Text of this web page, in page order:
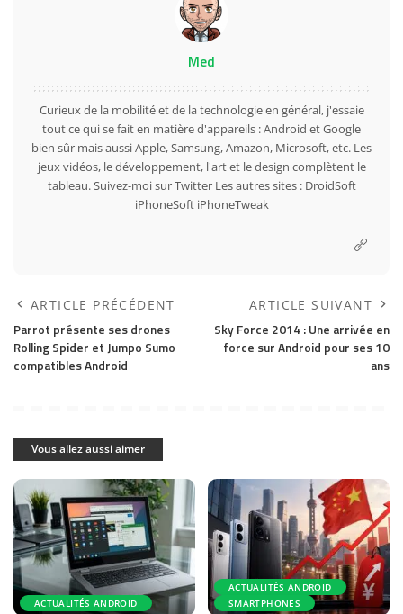
Med
Curieux de la mobilité et de la technologie en général, j'essaie
tout ce qui se fait en matière d'appareils : Android et Google
bien sûr mais aussi Apple, Samsung, Amazon, Microsoft, etc. Les
jeux vidéos, le développement, l'art et le design complètent le
tableau. Suivez-moi surTwitterLes autres sites : DroidSoft
iPhoneSoft iPhoneTweak
ARTICLE PRÉCÉDENT
Parrot présente ses drones
Rolling Spider et Jumpo Sumo
compatibles Android
ARTICLE SUIVANT
Sky Force 2014 : Une arrivée en
force sur Android pour ses 10
ans
Vous allez aussi aimer
ACTUALITÉS ANDROID
ACTUALITÉS ANDROID
SMARTPHONES